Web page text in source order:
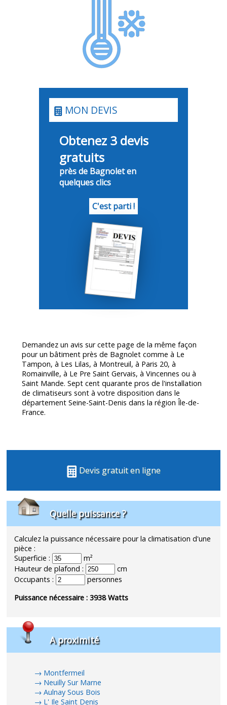
MON DEVIS
Obtenez 3 devis
gratuits
près de Bagnolet en
quelques clics
C'est parti !
Demandez un avis sur cette page de la même façon
pour un bâtiment près de Bagnolet comme à Le
Tampon, à Les Lilas, à Montreuil, à Paris 20, à
Romainville, à Le Pre Saint Gervais, à Vincennes ou à
Saint Mande. Sept cent quarante pros de l'installation
de climatiseurs sont à votre disposition dans le
départementSeine-Saint-Denis dans la région Île-de-
France.
Devis gratuit en ligne
Quelle puissance ?
Calculez la puissance nécessaire pour la climatisation d'une
pièce :
Superficie :
m²
Hauteur de plafond :
cm
Occupants :
personnes
Puissance nécessaire :3938Watts
A proximité
Montfermeil
Neuilly Sur Marne
Aulnay Sous Bois
L' Ile Saint Denis